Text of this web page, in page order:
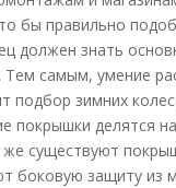
бы правильно
должен знать
Тем самым, умение
подбор зимних
покрышки делятся
существуют
боковую защиту из